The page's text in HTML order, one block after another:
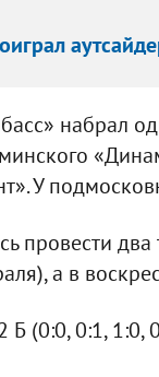
набрал
У
провести
а в
(0:0, 0:1, 1:0,